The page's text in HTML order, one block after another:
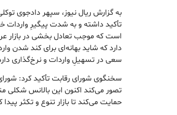
به گزارش ریال نیوز، سپهر دادجوی
تأکید داشته و به شدت پیگیرِ واردات
است که موجب تعادل بخشی در بازار
دارد که شاید بهانه‌ای برای کند شدن
سعی در تسهیلِ واردات و نرخ‌گذاری
سخنگوی شورای رقابت تأکید کرد:
تصور می‌کند اکنون این بالانس شکلی
حمایت می‌کند تا بازار تنوع و تکثر